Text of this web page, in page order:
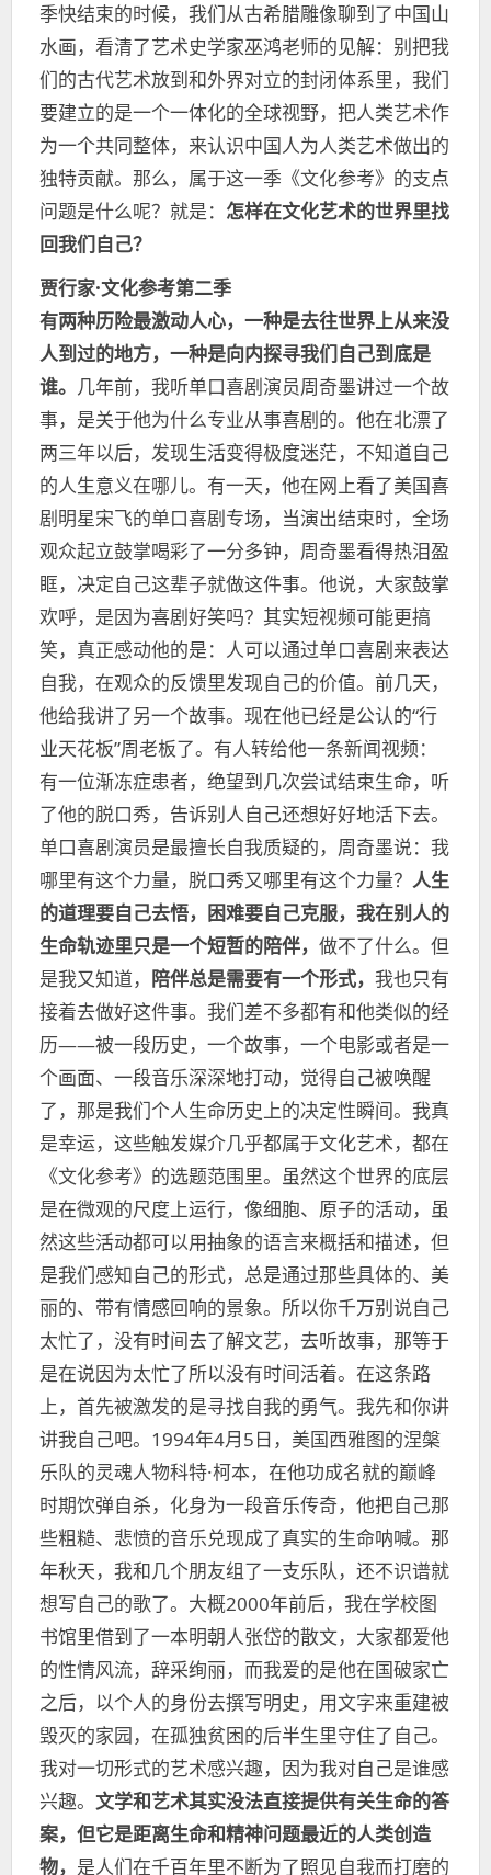
季快结束的时候，我们从古希腊雕像聊到了中国山
水画，看清了艺术史学家巫鸿老师的见解：别把我
们的古代艺术放到和外界对立的封闭体系里，我们
要建立的是一个一体化的全球视野，把人类艺术作
为一个共同整体，来认识中国人为人类艺术做出的
独特贡献。那么，属于这一季《文化参考》的支点
问题是什么呢？就是： 怎样在文化艺术的世界里找
回我们自己？
贾行家·文化参考第二季
有两种历险最激动人心，一种是去往世界上从来没
人到过的地方，一种是向内探寻我们自己到底是
谁。 几年前，我听单口喜剧演员周奇墨讲过一个故
事，是关于他为什么专业从事喜剧的。他在北漂了
两三年以后，发现生活变得极度迷茫，不知道自己
的人生意义在哪儿。有一天，他在网上看了美国喜
剧明星宋飞的单口喜剧专场，当演出结束时，全场
观众起立鼓掌喝彩了一分多钟，周奇墨看得热泪盈
眶，决定自己这辈子就做这件事。他说，大家鼓掌
欢呼，是因为喜剧好笑吗？其实短视频可能更搞
笑，真正感动他的是：人可以通过单口喜剧来表达
自我，在观众的反馈里发现自己的价值。前几天，
他给我讲了另一个故事。现在他已经是公认的“行
业天花板”周老板了。有人转给他一条新闻视频：
有一位渐冻症患者，绝望到几次尝试结束生命，听
了他的脱口秀，告诉别人自己还想好好地活下去。
单口喜剧演员是最擅长自我质疑的，周奇墨说：我
哪里有这个力量，脱口秀又哪里有这个力量？ 人生
的道理要自己去悟，困难要自己克服，我在别人的
生命轨迹里只是一个短暂的陪伴， 做不了什么。但
是我又知道， 陪伴总是需要有一个形式， 我也只有
接着去做好这件事。我们差不多都有和他类似的经
历——被一段历史，一个故事，一个电影或者是一
个画面、一段音乐深深地打动，觉得自己被唤醒
了，那是我们个人生命历史上的决定性瞬间。我真
是幸运，这些触发媒介几乎都属于文化艺术，都在
《文化参考》的选题范围里。虽然这个世界的底层
是在微观的尺度上运行，像细胞、原子的活动，虽
然这些活动都可以用抽象的语言来概括和描述，但
是我们感知自己的形式，总是通过那些具体的、美
丽的、带有情感回响的景象。所以你千万别说自己
太忙了，没有时间去了解文艺，去听故事，那等于
是在说因为太忙了所以没有时间活着。在这条路
上，首先被激发的是寻找自我的勇气。我先和你讲
讲我自己吧。1994年4月5日，美国西雅图的涅槃
乐队的灵魂人物科特·柯本，在他功成名就的巅峰
时期饮弹自杀，化身为一段音乐传奇，他把自己那
些粗糙、悲愤的音乐兑现成了真实的生命呐喊。那
年秋天，我和几个朋友组了一支乐队，还不识谱就
想写自己的歌了。大概2000年前后，我在学校图
书馆里借到了一本明朝人张岱的散文，大家都爱他
的性情风流，辞采绚丽，而我爱的是他在国破家亡
之后，以个人的身份去撰写明史，用文字来重建被
毁灭的家园，在孤独贫困的后半生里守住了自己。
我对一切形式的艺术感兴趣，因为我对自己是谁感
兴趣。 文学和艺术其实没法直接提供有关生命的答
案，但它是距离生命和精神问题最近的人类创造
物， 是人们在千百年里不断为了照见自我而打磨的